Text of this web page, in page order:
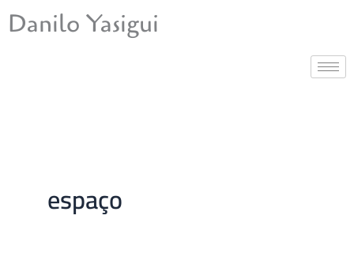
para
Danilo Yasigui
espaço